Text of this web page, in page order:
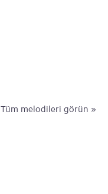
Tüm melodileri görün »